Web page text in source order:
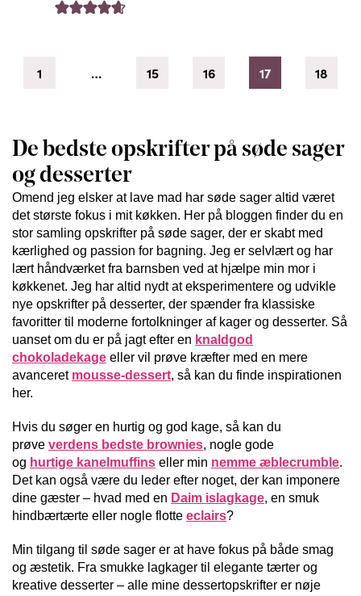
1 … 15 16 17 18
De bedste opskrifter på søde sager
og desserter
Omend jeg elsker at lave mad har søde sager altid været
det største fokus i mit køkken. Her på bloggen finder du en
stor samling opskrifter på søde sager, der er skabt med
kærlighed og passion for bagning. Jeg er selvlært og har
lært håndværket fra barnsben ved at hjælpe min mor i
køkkenet. Jeg har altid nydt at eksperimentere og udvikle
nye opskrifter på desserter, der spænder fra klassiske
favoritter til moderne fortolkninger af kager og desserter. Så
uanset om du er på jagt efter en knaldgod
chokoladekage eller vil prøve kræfter med en mere
avanceret mousse-dessert, så kan du finde inspirationen
her.
Hvis du søger en hurtig og god kage, så kan du
prøve verdens bedste brownies, nogle gode
og hurtige kanelmuffins eller min nemme æblecrumble.
Det kan også være du leder efter noget, der kan imponere
dine gæster – hvad med en Daim islagkage, en smuk
hindbærtærte eller nogle flotte eclairs?
Min tilgang til søde sager er at have fokus på både smag
og æstetik. Fra smukke lagkager til elegante tærter og
kreative desserter – alle mine dessertopskrifter er nøje